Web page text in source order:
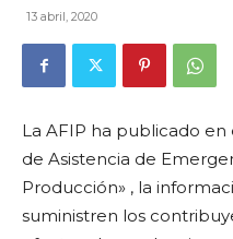
13 abril, 2020
La AFIP ha publicado
de Asistencia de
Producción» , la
suministren los